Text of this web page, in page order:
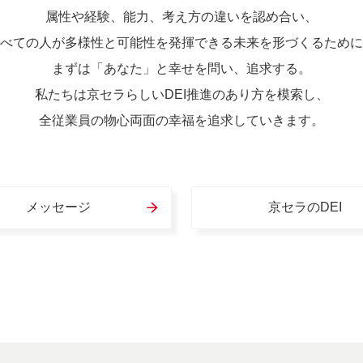
属性や経験、能力、考え方の違いを認め合い、
ての人が多様性と可能性を発揮できる未来を形づくるため
まずは「あなた」と幸せを問い、追求する。
私たちは京セラらしいDEI推進のあり方を模索し、
全従業員の物心両面の幸福を追求していきます。
メッセージ 京セラのDEI